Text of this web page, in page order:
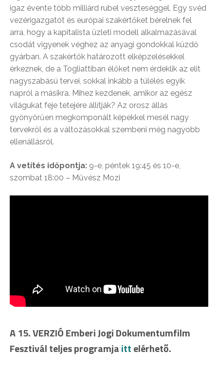
igaz évente több milliárd rubel veszteséggel. Egy svéd
vezérigazgatót és európai szakértőket bérelnek fel
arra, hogy a kapitalista üzleti modell alkalmazásával
csodát vigyenek véghez az anyagi gondokkal küzdő
gyárban. A szakértők határozott elképzelésekkel
érkeznek, de a Togliattiban élőket nem érdeklik az elit
nagyszabású tervei, sokkal inkább a túlélés egyik
napról a másikra. Mihez kezdenek, amikor az egész
világukat feje tetejére állítják? Az orosz állás
gyönyörűen megkomponált képekkel mesél nagy
tervekről és a változásokkal szembeni még nagyobb
ellenállásról.
A vetítés időpontja: 9-e, péntek 19:45 és 10-e,
szombat 18:00 – Művész Mozi
A 15. VERZIÓ Emberi Jogi Dokumentumfilm
Fesztivál teljes programjaittelérhető.